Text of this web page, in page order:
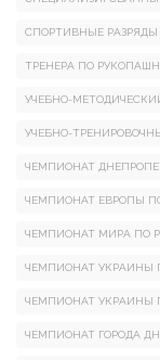
СПОРТИВНЫЕ
ТРЕНЕРА ПО
УЧЕБНО-
УЧЕБНО-
ЧЕМПИОНАТ
ЧЕМПИОНАТ ЕВРОПЫ
ЧЕМПИОНАТ МИРА ПО
ЧЕМПИОНАТ УКРАИНЫ
ЧЕМПИОНАТ УКРАИНЫ
ЧЕМПИОНАТ ГОРОДА